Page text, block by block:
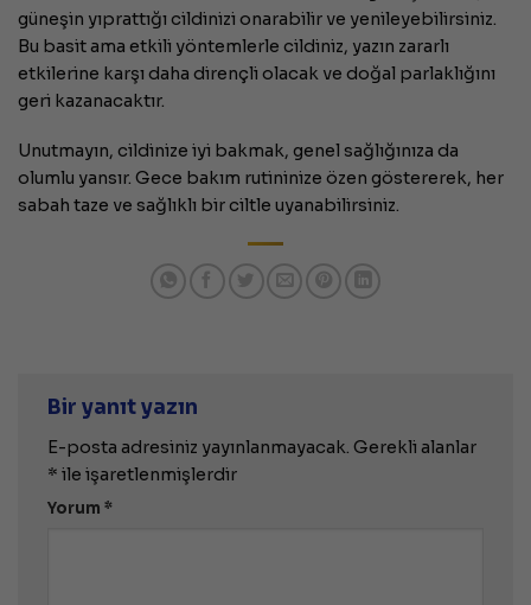
güneşin yıprattığı cildinizi onarabilir ve yenileyebilirsiniz.
Bu basit ama etkili yöntemlerle cildiniz, yazın zararlı
etkilerine karşı daha dirençli olacak ve doğal parlaklığını
geri kazanacaktır.
Unutmayın, cildinize iyi bakmak, genel sağlığınıza da
olumlu yansır. Gece bakım rutininize özen göstererek, her
sabah taze ve sağlıklı bir ciltle uyanabilirsiniz.
Bir yanıt yazın
E-posta adresiniz yayınlanmayacak. Gerekli alanlar
* ile işaretlenmişlerdir
Yorum *